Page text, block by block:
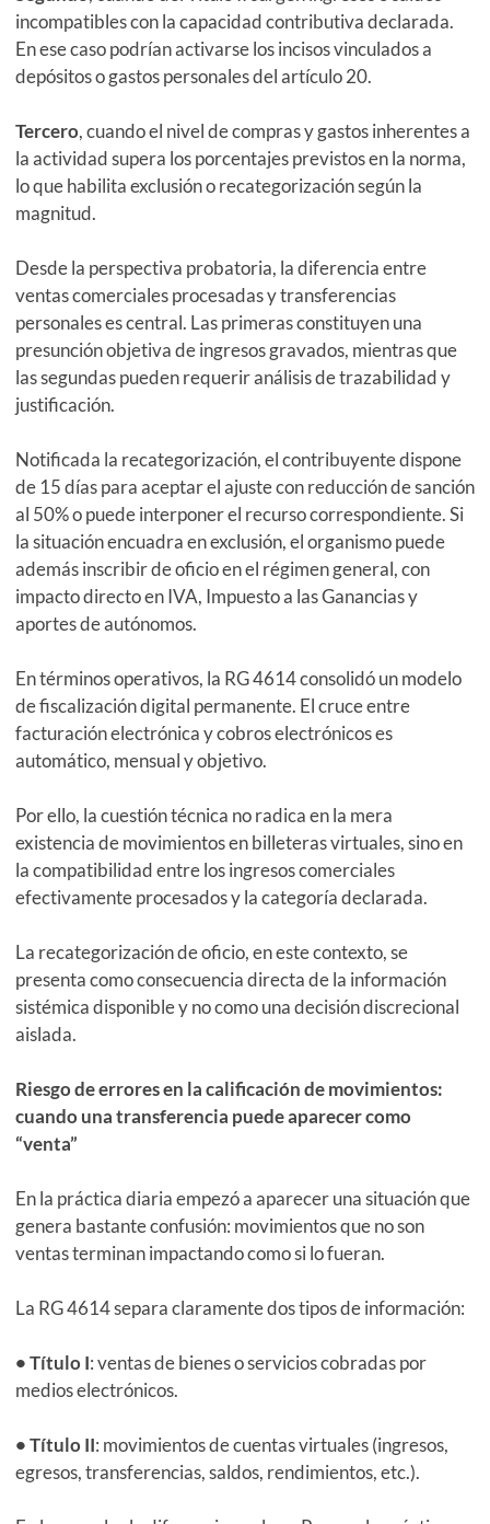
incompatibles con la capacidad contributiva declarada.
En ese caso podrían activarse los incisos vinculados a
depósitos o gastos personales del artículo 20.
Tercero, cuando el nivel de compras y gastos inherentes a
la actividad supera los porcentajes previstos en la norma,
lo que habilita exclusión o recategorización según la
magnitud.
Desde la perspectiva probatoria, la diferencia entre
ventas comerciales procesadas y transferencias
personales es central. Las primeras constituyen una
presunción objetiva de ingresos gravados, mientras que
las segundas pueden requerir análisis de trazabilidad y
justificación.
Notificada la recategorización, el contribuyente dispone
de 15 días para aceptar el ajuste con reducción de sanción
al 50% o puede interponer el recurso correspondiente. Si
la situación encuadra en exclusión, el organismo puede
además inscribir de oficio en el régimen general, con
impacto directo en IVA, Impuesto a las Ganancias y
aportes de autónomos.
En términos operativos, la RG 4614 consolidó un modelo
de fiscalización digital permanente. El cruce entre
facturación electrónica y cobros electrónicos es
automático, mensual y objetivo.
Por ello, la cuestión técnica no radica en la mera
existencia de movimientos en billeteras virtuales, sino en
la compatibilidad entre los ingresos comerciales
efectivamente procesados y la categoría declarada.
La recategorización de oficio, en este contexto, se
presenta como consecuencia directa de la información
sistémica disponible y no como una decisión discrecional
aislada.
Riesgo de errores en la calificación de movimientos:
cuando una transferencia puede aparecer como
“venta”
En la práctica diaria empezó a aparecer una situación que
genera bastante confusión: movimientos que no son
ventas terminan impactando como si lo fueran.
La RG 4614 separa claramente dos tipos de información:
• Título I: ventas de bienes o servicios cobradas por
medios electrónicos.
• Título II: movimientos de cuentas virtuales (ingresos,
egresos, transferencias, saldos, rendimientos, etc.).